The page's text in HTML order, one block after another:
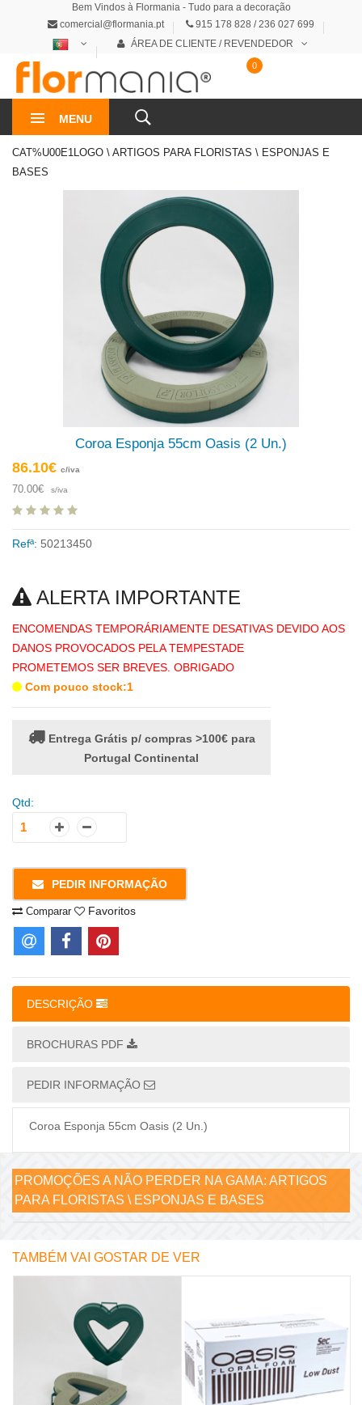
Bem Vindos à Flormania - Tudo para a decoração
comercial@flormania.pt
915 178 828 / 236 027 699
ÁREA DE CLIENTE / REVENDEDOR
MENU
0
CAT%U00E1LOGO \ ARTIGOS PARA FLORISTAS \ ESPONJAS E
BASES
Coroa Esponja 55cm Oasis (2 Un.)
86.10€ c/iva
70.00€ s/iva
Refª: 50213450
ALERTA IMPORTANTE
ENCOMENDAS TEMPORÁRIAMENTE DESATIVAS DEVIDO AOS
DANOS PROVOCADOS PELA TEMPESTADE
PROMETEMOS SER BREVES. OBRIGADO
Com pouco stock:1
Entrega Grátis p/ compras >100€ para
Portugal Continental
Qtd:
PEDIR INFORMAÇÃO
Comparar Favoritos
DESCRIÇÃO
BROCHURAS PDF
PEDIR INFORMAÇÃO
Coroa Esponja 55cm Oasis (2 Un.)
PROMOÇÕES A NÃO PERDER NA GAMA: ARTIGOS
PARA FLORISTAS \ ESPONJAS E BASES
TAMBÉM VAI GOSTAR DE VER